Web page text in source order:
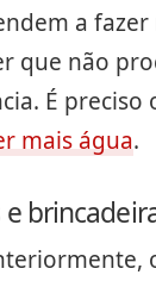
a
que não
É preciso
mais água.